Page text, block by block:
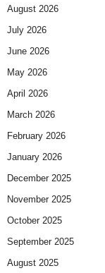
August 2026
July 2026
June 2026
May 2026
April 2026
March 2026
February 2026
January 2026
December 2025
November 2025
October 2025
September 2025
August 2025